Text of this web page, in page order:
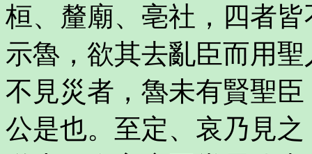
桓、釐廟、亳社，四者
示魯，欲其去亂臣而用
不見災者，魯未有賢聖
公是也。至定、哀乃見